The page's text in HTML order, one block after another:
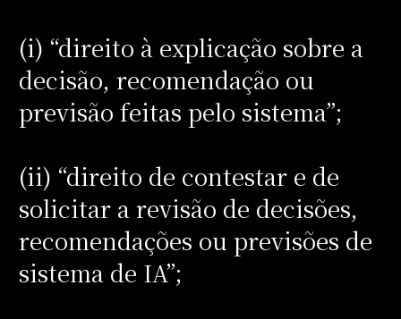
(i) “direito à explicação sobre a
decisão, recomendação ou
previsão feitas pelo sistema”;
(ii) “direito de contestar e de
solicitar a revisão de decisões,
recomendações ou previsões de
sistema de IA”;